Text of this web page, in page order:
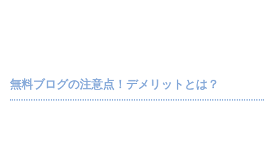
無料ブログの注意点！デメリットとは？